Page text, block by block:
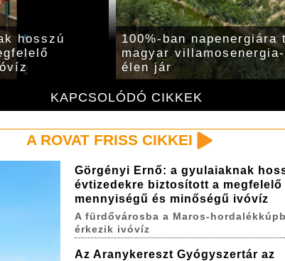
KAPCSOLÓDÓ CIKKEK
hosszú
100%-ban napenergiára
magyar
élen jár
A ROVAT FRISS CIKKEI
Görgényi Ernő: a gyulaiaknak
évtizedekre biztosított a megfelelő
mennyiségű és minőségű ivóvíz
A fürdővárosba a Maros-
érkezik ivóvíz
Az Aranykereszt Gyógyszertár az